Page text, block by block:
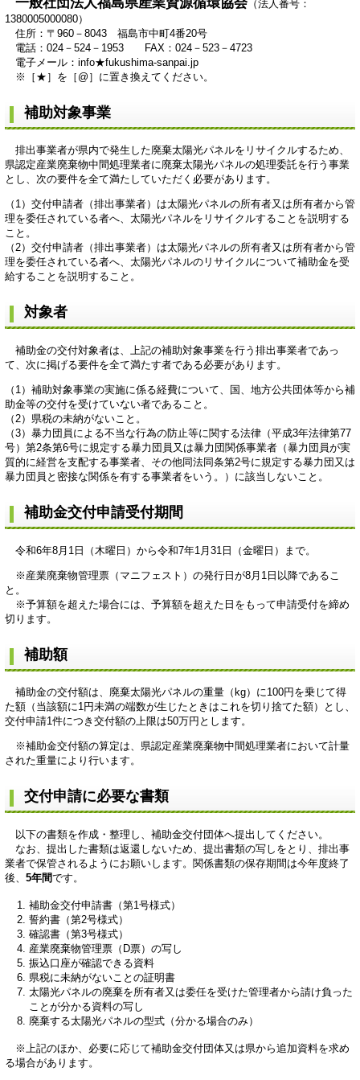
（法人番号：
1380005000080​）
住所：〒960－8043 福島市中町4番20号
電話：024－524－1953 FAX：024－523－4723
電子メール：info★fukushima-sanpai.jp
※［★］を［@］に置き換えてください。
補助対象事業
排出事業者が県内で発生した廃棄太陽光パネルをリサイクルするため、
県認定産業廃棄物中間処理業者に廃棄太陽光パネルの処理委託を行う事業
とし、次の要件を全て満たしていただく必要があります。
（1）交付申請者（排出事業者）は太陽光パネルの所有者又は所有者から管
理を委任されている者へ、太陽光パネルをリサイクルすることを説明する
こと。
（2）交付申請者（排出事業者）は太陽光パネルの所有者又は所有者から管
理を委任されている者へ、太陽光パネルのリサイクルについて補助金を受
給することを説明すること。
対象者
補助金の交付対象者は、上記の補助対象事業を行う排出事業者であっ
て、次に掲げる要件を全て満たす者である必要があります。
（1）補助対象事業の実施に係る経費について、国、地方公共団体等から補
助金等の交付を受けていない者であること。
（2）県税の未納がないこと。
（3）暴力団員による不当な行為の防止等に関する法律（平成3年法律第77
号）第2条第6号に規定する暴力団員又は暴力団関係事業者（暴力団員が実
質的に経営を支配する事業者、その他同法同条第2号に規定する暴力団又は
暴力団員と密接な関係を有する事業者をいう。）に該当しないこと。
補助金交付申請受付期間
令和6年8月1日（木曜日）から令和7年1月31日（金曜日）まで。
※産業廃棄物管理票（マニフェスト）の発行日が8月1日以降であるこ
と。
※予算額を超えた場合には、予算額を超えた日をもって申請受付を締め
切ります。
補助額
補助金の交付額は、廃棄太陽光パネルの重量（kg）に100円を乗じて得
た額（当該額に1円未満の端数が生じたときはこれを切り捨てた額）とし、
交付申請1件につき交付額の上限は50万円とします。
※補助金交付額の算定は、県認定産業廃棄物中間処理業者において計量
された重量により行います。
交付申請に必要な書類
以下の書類を作成・整理し、補助金交付団体へ提出してください。
なお、提出した書類は返還しないため、提出書類の写しをとり、排出事
業者で保管されるようにお願いします。関係書類の保存期間は今年度終了
後、 5年間です。
補助金交付申請書（第1号様式）
誓約書（第2号様式）
確認書（第3号様式）
産業廃棄物管理票（D票）の写し
振込口座が確認できる資料
県税に未納がないことの証明書
太陽光パネルの廃棄を所有者又は委任を受けた管理者から請け負った
ことが分かる資料の写し
廃棄する太陽光パネルの型式（分かる場合のみ）
※上記のほか、必要に応じて補助金交付団体又は県から追加資料を求め
る場合があります。